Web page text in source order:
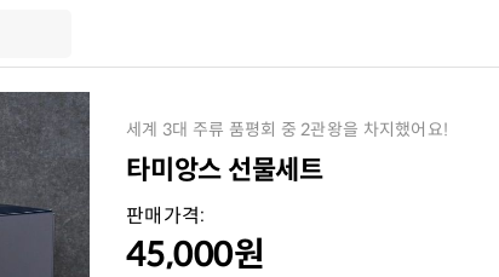
세계 3대 주류 품평회 중 2관왕을 차지했어요!
타미앙스 선물세트
판매가격:
45,000원